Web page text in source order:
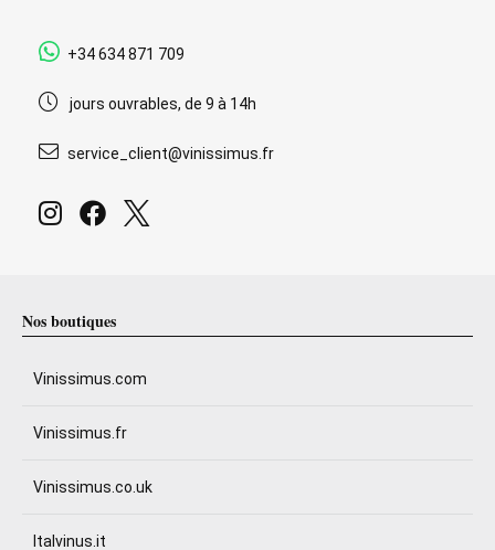
+34 634 871 709
jours ouvrables, de 9 à 14h
service_client@vinissimus.fr
Nos boutiques
Vinissimus.com
Vinissimus.fr
Vinissimus.co.uk
Italvinus.it